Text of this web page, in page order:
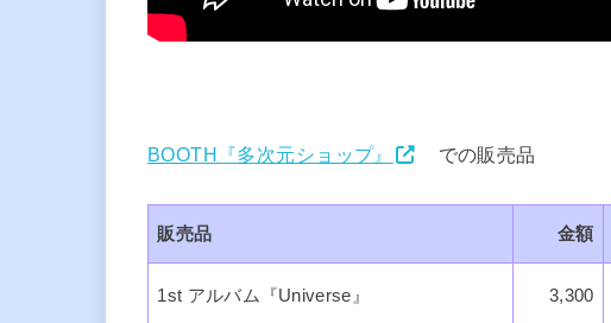
BOOTH『多次元ショップ』 での販売品
販売品 金額
1st アルバム『Universe』 3,300